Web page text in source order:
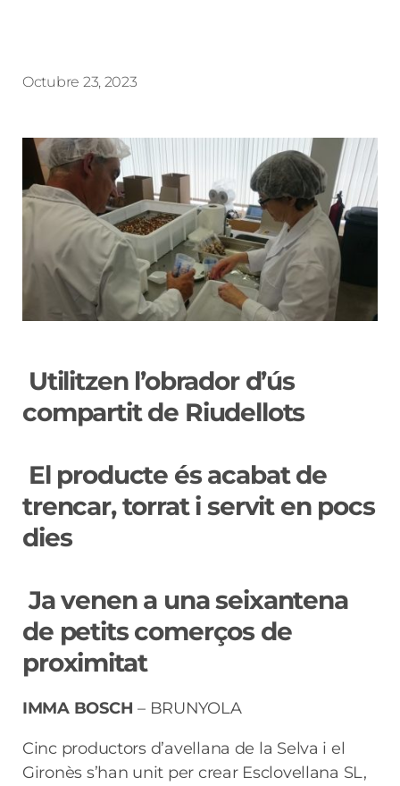
Octubre 23, 2023
Utilitzen l’obrador d’ús
compartit de Riudellots
El producte és acabat de
trencar, torrat i servit en pocs
dies
Ja venen a una seixantena
de petits comerços de
proximitat
IMMA BOSCH – BRUNYOLA
Cinc productors d’avellana de la Selva i el
Gironès s’han unit per crear Esclovellana SL,